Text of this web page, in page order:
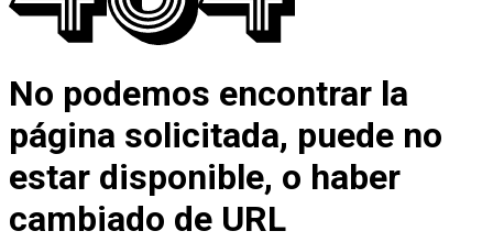
No podemos encontrar la
página solicitada, puede no
estar disponible, o haber
cambiado de URL